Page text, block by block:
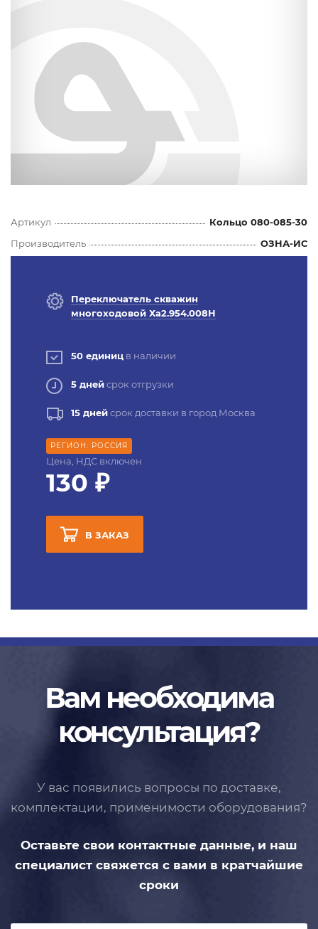
Артикул
Кольцо 080-085-30
Производитель
ОЗНА-ИС
Переключатель скважин
многоходовой Ха2.954.008Н
50 единиц в наличии
5 днейсрок отгрузки
15 днейсрок доставки в город Москва
РЕГИОН: РОССИЯ
Цена, НДС включен
130 ₽
В ЗАКАЗ
Вам необходима
консультация?
У вас появились вопросы по доставке,
комплектации, применимости оборудования?
Оставьте свои контактные данные, и наш
специалист свяжется с вами в кратчайшие
сроки